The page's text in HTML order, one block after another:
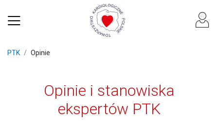
PTK Opinie
Opinie i stanowiska
ekspertów PTK